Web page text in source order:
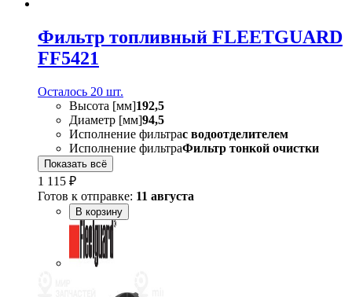
Фильтр топливный FLEETGUARD
FF5421
Осталось 20 шт.
Высота [мм]192,5
Диаметр [мм]94,5
Исполнение фильтрас водоотделителем
Исполнение фильтраФильтр тонкой очистки
Показать всё
1 115 ₽
Готов к отправке: 11 августа
В корзину